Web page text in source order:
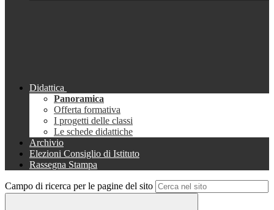
Didattica
Panoramica
Offerta formativa
I progetti delle classi
Le schede didattiche
Archivio
Elezioni Consiglio di Istituto
Rassegna Stampa
Campo di ricerca per le pagine del sito